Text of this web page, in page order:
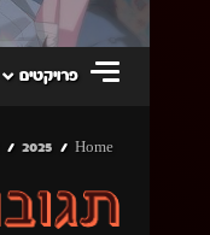
פרויקטים
Home
2025